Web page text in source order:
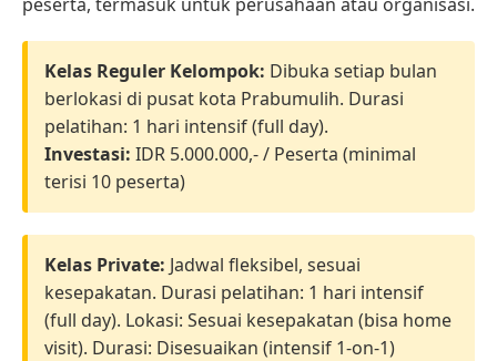
Kelas Reguler Kelompok: Dibuka setiap bulan
berlokasi di pusat kota Prabumulih. Durasi
pelatihan: 1 hari intensif (full day).
Investasi: IDR 5.000.000,- / Peserta (minimal
terisi 10 peserta)
Kelas Private: Jadwal fleksibel, sesuai
kesepakatan. Durasi pelatihan: 1 hari intensif
(full day). Lokasi: Sesuai kesepakatan (bisa home
visit). Durasi: Disesuaikan (intensif 1-on-1)